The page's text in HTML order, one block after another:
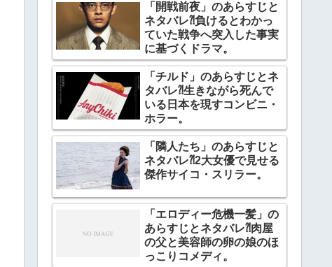
「開戦前夜」のあらすじと
ネタバレ⁈負けるとわかっ
ていた戦争へ突入した事実
に基づくドラマ。
「チルド」のあらすじとネ
タバレ⁈生きながら死んで
いる日本を現すコンビニ・
ホラー。
「隣人たち」のあらすじと
ネタバレ⁈2大女優で見せる
傑作サイコ・スリラー。
「エロディー危機一髪」の
あらすじとネタバレ⁈肉屋
の父と美容師の卵の娘のほ
っこりコメディ。